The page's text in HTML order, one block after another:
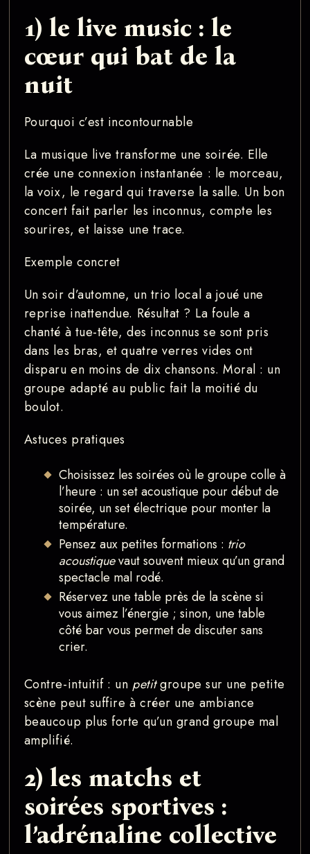
1) le live music : le
cœur qui bat de la
nuit
Pourquoi c’est incontournable
La musique live transforme une soirée. Elle
crée une connexion instantanée : le morceau,
la voix, le regard qui traverse la salle. Un bon
concert fait parler les inconnus, compte les
sourires, et laisse une trace.
Exemple concret
Un soir d’automne, un trio local a joué une
reprise inattendue. Résultat ? La foule a
chanté à tue-tête, des inconnus se sont pris
dans les bras, et quatre verres vides ont
disparu en moins de dix chansons. Moral : un
groupe adapté au public fait la moitié du
boulot.
Astuces pratiques
Choisissez les soirées où le groupe colle à
l’heure : un set acoustique pour début de
soirée, un set électrique pour monter la
température.
Pensez aux petites formations : trio
acoustiquevaut souvent mieux qu’un grand
spectacle mal rodé.
Réservez une table près de la scène si
vous aimez l’énergie ; sinon, une table
côté bar vous permet de discuter sans
crier.
Contre-intuitif : un petitgroupe sur une petite
scène peut suffire à créer une ambiance
beaucoup plus forte qu’un grand groupe mal
amplifié.
2) les matchs et
soirées sportives :
l’adrénaline collective